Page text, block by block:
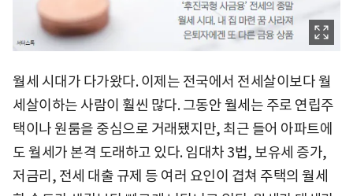
월세 시대가 다가왔다. 이제는 전국에서 전세살이보다 월
세살이하는 사람이 훨씬 많다. 그동안 월세는 주로 연립주
택이나 원룸을 중심으로 거래됐지만, 최근 들어 아파트에
도 월세가 본격 도래하고 있다. 임대차 3법, 보유세 증가,
저금리, 전세 대출 규제 등 여러 요인이 겹쳐 주택의 월세